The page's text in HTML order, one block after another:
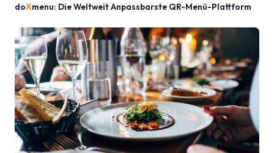
doXmenu: Die Weltweit Anpassbarste QR-Menü-Plattform